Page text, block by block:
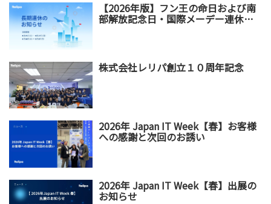
【2026年版】フン王の命日および南
部解放記念日・国際メーデー連休の
株式会社レリパ創立１０周年記念
2026年 Japan IT Week【春】お客様
への感謝と次回のお誘い
2026年 Japan IT Week【春】出展の
お知らせ